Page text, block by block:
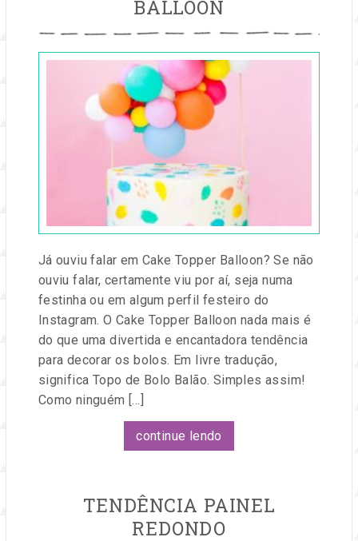
BALLOON
Publicado
em
por
Já ouviu falar em Cake Topper Balloon? Se não
ouviu falar, certamente viu por aí, seja numa
festinha ou em algum perfil festeiro do
Instagram. O Cake Topper Balloon nada mais é
do que uma divertida e encantadora tendência
para decorar os bolos. Em livre tradução,
significa Topo de Bolo Balão. Simples assim!
Como ninguém […]
continue lendo
TENDÊNCIA PAINEL
REDONDO